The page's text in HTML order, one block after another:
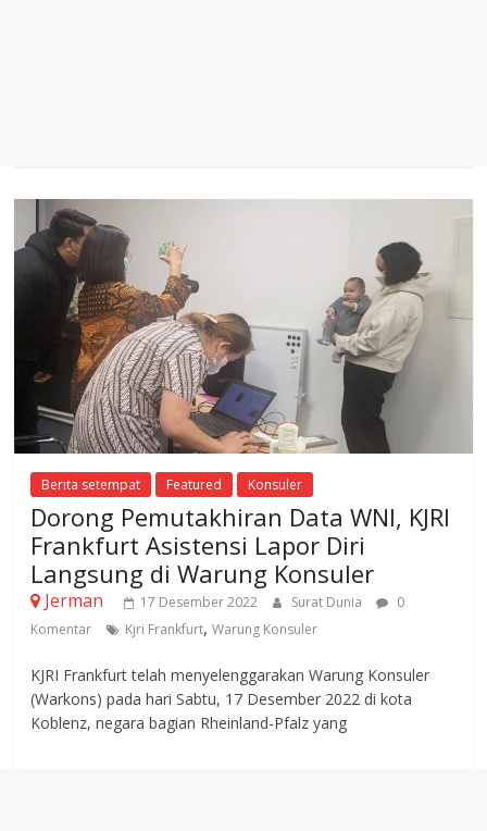
Berita setempat Featured Konsuler
Dorong Pemutakhiran Data WNI, KJRI
Frankfurt Asistensi Lapor Diri
Langsung di Warung Konsuler
Jerman 17 Desember 2022 Surat Dunia
0
Komentar
Kjri Frankfurt,Warung Konsuler
KJRI Frankfurt telah menyelenggarakan Warung Konsuler
(Warkons) pada hari Sabtu, 17 Desember 2022 di kota
Koblenz, negara bagian Rheinland-Pfalz yang